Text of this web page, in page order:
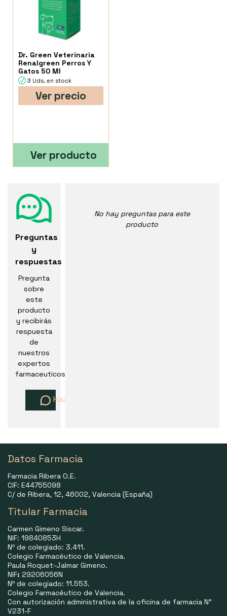
Dr. Green Veterinaria
Renalgreen Perros Y
Gatos 50 Ml
3 Uds. en stock
Ver precio
Ver producto
Preguntas
y
respuestas
Pregunta
sobre
este
producto
y recibirás
respuesta
de
nuestros
expertos
farmaceuticos
Haz una pregunta
No hay preguntas para este
producto
Datos Farmacia
Farmacia Ribera O.E.
CIF: E44755098
C/ de Ribera, 12, 46002, Valencia (España)
Titular Farmacia
Carmen Gimeno Siscar.
NIF: 19840853H
Nº de colegiado: 3.411.
Colegio Farmacéutico de Valencia.
Paula Roquet-Jalmar Gimeno.
NIF: 29206056N
Nº de colegiado: 11.553.
Colegio Farmacéutico de Valencia.
Con autorización administrativa de la oficina de farmacia N°
V231-F